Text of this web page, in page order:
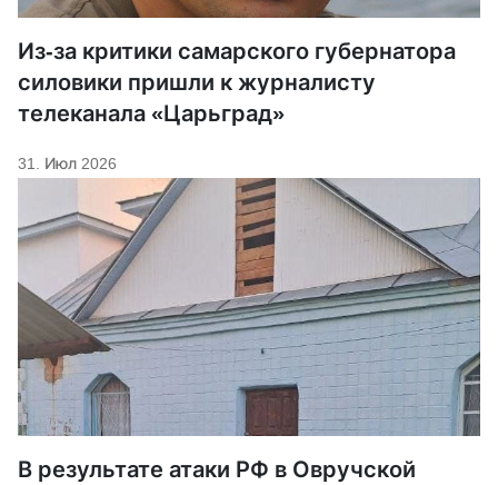
Из-за критики самарского губернатора
силовики пришли к журналисту
телеканала «Царьград»
31. Июл 2026
В результате атаки РФ в Овручской